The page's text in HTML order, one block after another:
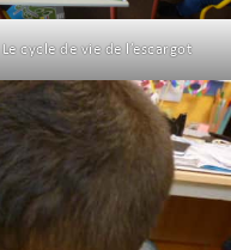
Le cycle de vie de l’escargot